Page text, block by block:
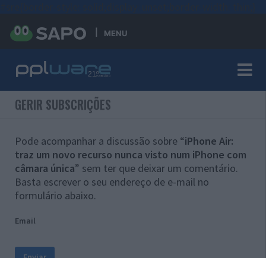
MENU
GERIR SUBSCRIÇÕES
Pode acompanhar a discussão sobre “iPhone Air:
traz um novo recurso nunca visto num iPhone com
câmara única” sem ter que deixar um comentário.
Basta escrever o seu endereço de e-mail no
formulário abaixo.
Email